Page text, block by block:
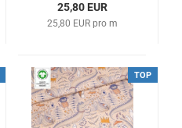
25,80 EUR
25,80 EUR pro m
TOP